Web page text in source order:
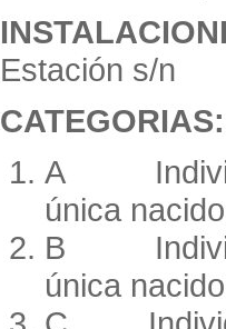
Estación s/n
A
única
B
única